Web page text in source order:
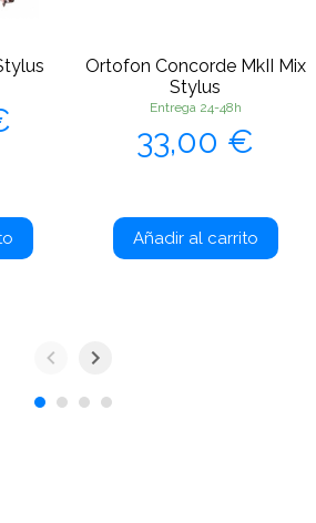
Ortofon Concorde MkII Mix
Stylus
Entrega 24-48h
Precio
33,00 €
Añadir al carrito